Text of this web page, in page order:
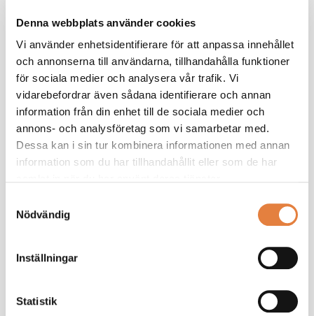
Denna webbplats använder cookies
Vi använder enhetsidentifierare för att anpassa innehållet
och annonserna till användarna, tillhandahålla funktioner
för sociala medier och analysera vår trafik. Vi
vidarebefordrar även sådana identifierare och annan
information från din enhet till de sociala medier och
annons- och analysföretag som vi samarbetar med.
Dessa kan i sin tur kombinera informationen med annan
information som du har tillhandahållit eller som de har
Nödvändig
Inställningar
Statistik
Code of Conduct for suppliers
Code of Conduct for suppliers - for your own
additions
Uppförandekod för leverantörer
Uppförandekod för leverantörer - för ev egna
tillägg
Mall - Kartläggning, riskidentifiering, prioritering